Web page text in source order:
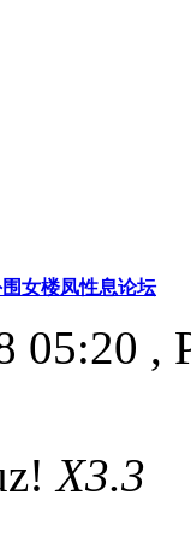
女楼凤性息论坛
05:20 ,
X3.3